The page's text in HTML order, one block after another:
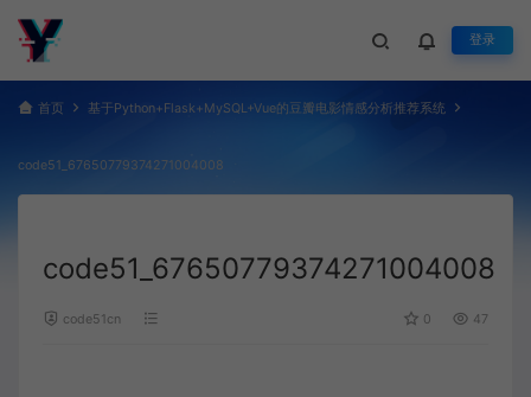
登录
首页 基于Python+Flask+MySQL+Vue的豆瓣电影情感分析推荐系统
code51_67650779374271004008
code51_67650779374271004008
code51cn 0 47